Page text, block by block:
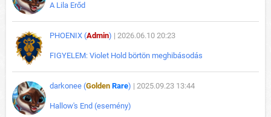
A Lila Erőd
PHOENIX (Admin) | 2026.06.10 20:23
FIGYELEM: Violet Hold börtön meghibásodás
darkonee (Golden Rare) | 2025.09.23 13:44
Hallow's End (esemény)